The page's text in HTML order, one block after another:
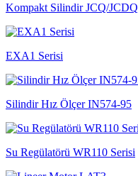
Kompakt Silindir JCQ/JCDQ
EXA1 Serisi
Silindir Hız Ölçer IN574-95
Su Regülatörü WR110 Serisi